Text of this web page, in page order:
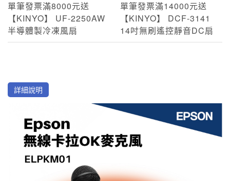
單筆發票滿8000元送
【KINYO】 UF-2250AW
半導體製冷凍風扇
單筆發票滿14000元送
【KINYO】 DCF-3141
14吋無刷遙控靜音DC扇
詳細說明